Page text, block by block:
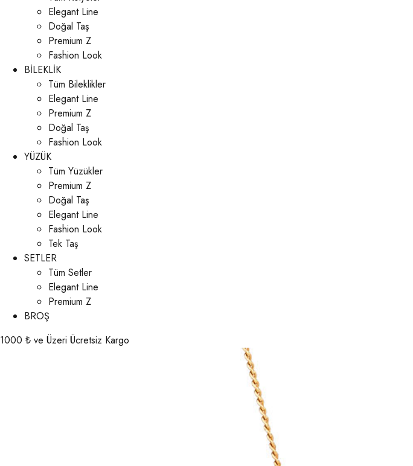
Elegant Line
Doğal Taş
Premium Z
Fashion Look
BİLEKLİK
Tüm Bileklikler
Elegant Line
Premium Z
Doğal Taş
Fashion Look
YÜZÜK
Tüm Yüzükler
Premium Z
Doğal Taş
Elegant Line
Fashion Look
Tek Taş
SETLER
Tüm Setler
Elegant Line
Premium Z
BROŞ
1000 ₺ ve Üzeri Ücretsiz Kargo